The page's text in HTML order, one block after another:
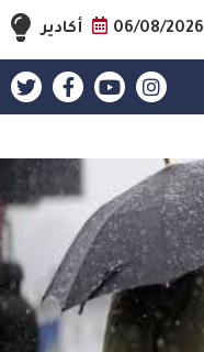
06/08/2026 أكادير